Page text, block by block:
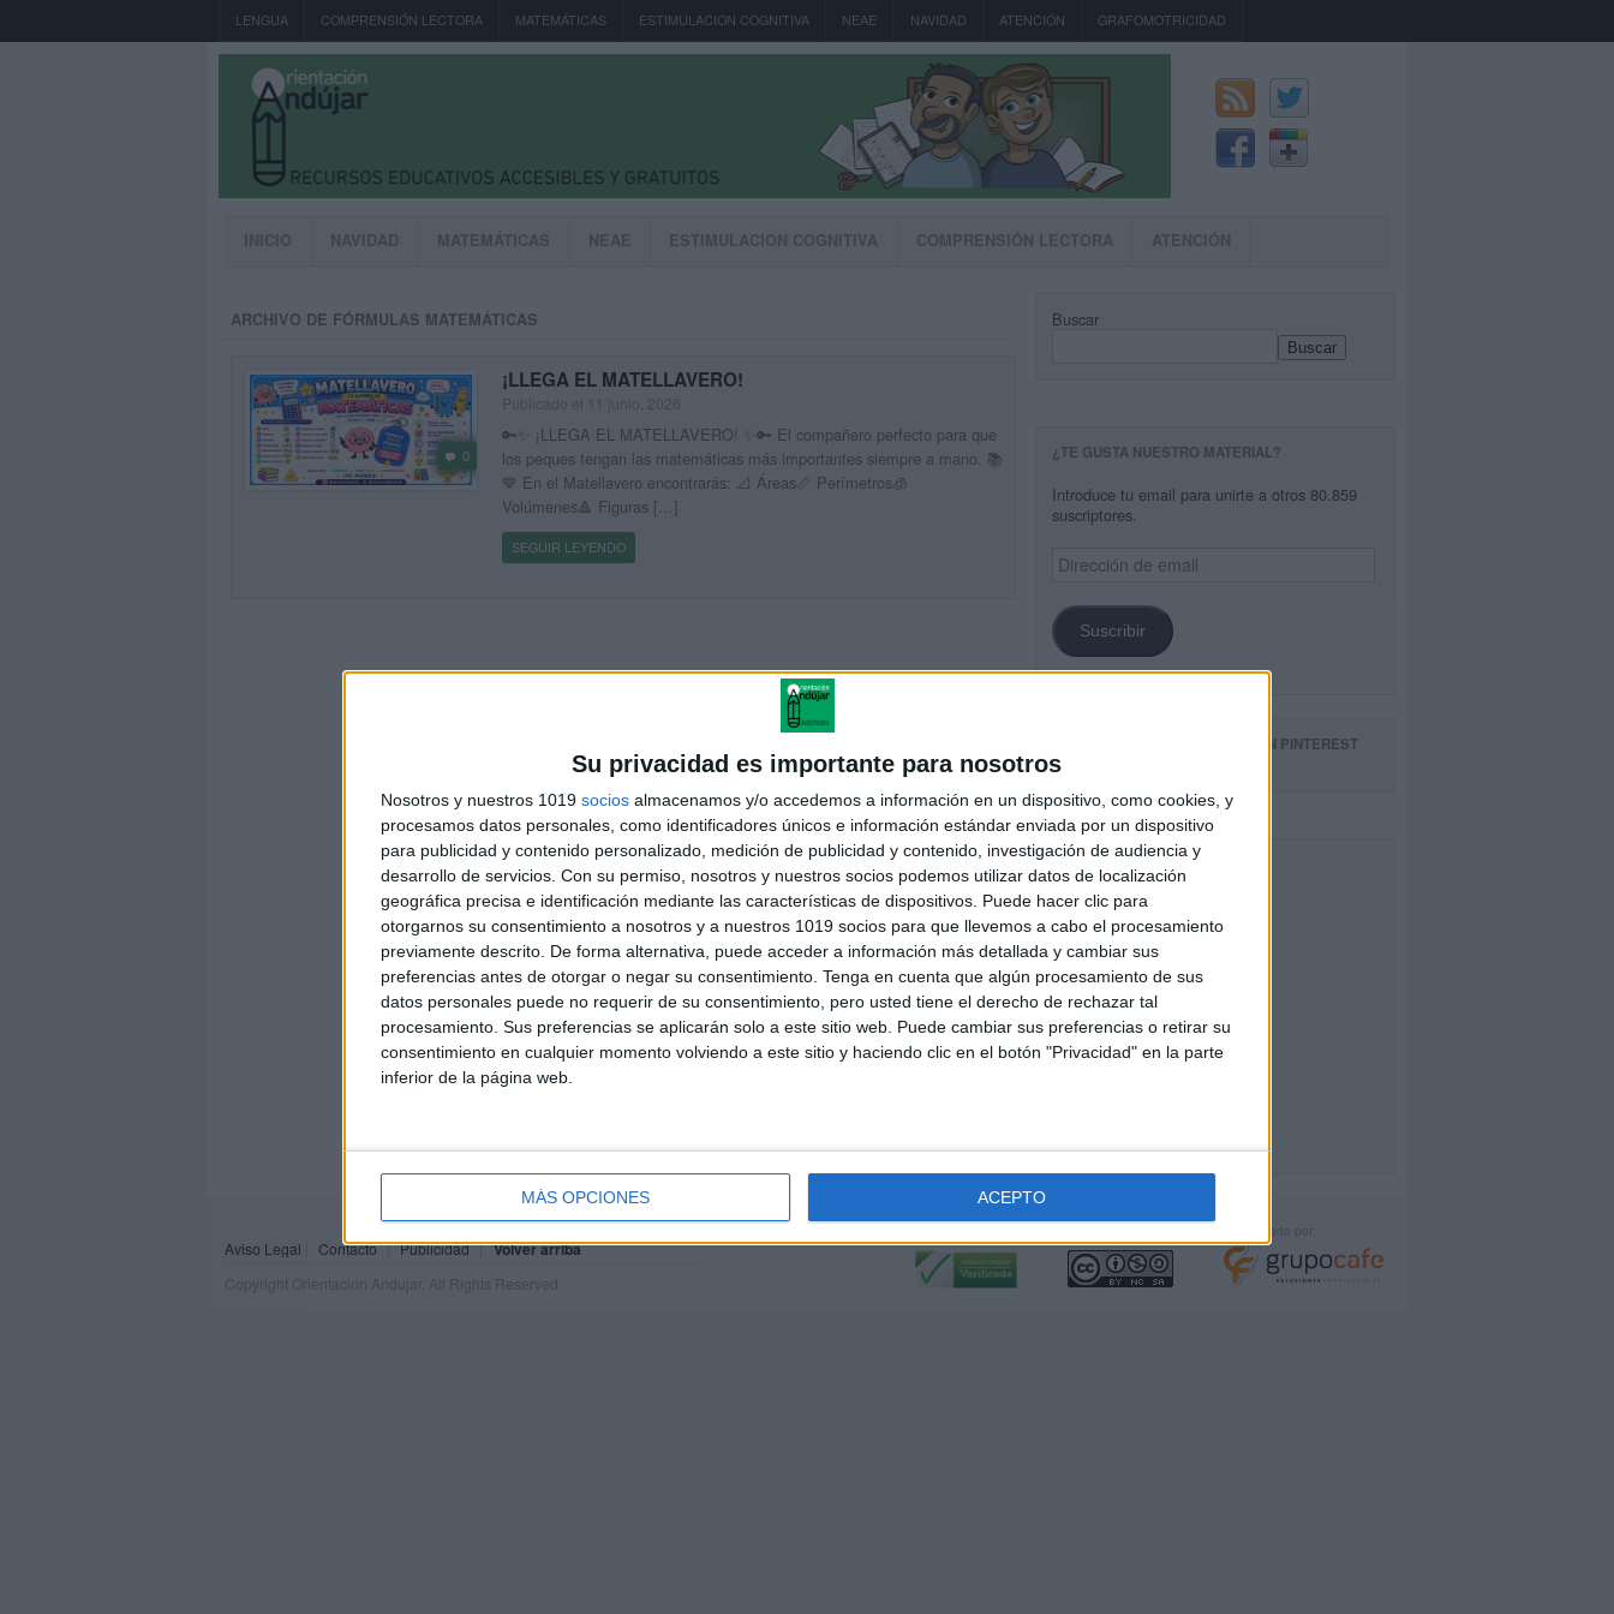
Su privacidad es importante para nosotros
Nosotros y nuestros 1019 socios almacenamos y/o accedemos a información en un dispositivo, como cookies, y
procesamos datos personales, como identificadores únicos e información estándar enviada por un dispositivo
para publicidad y contenido personalizado, medición de publicidad y contenido, investigación de audiencia y
desarrollo de servicios. Con su permiso, nosotros y nuestros socios podemos utilizar datos de localización
geográfica precisa e identificación mediante las características de dispositivos. Puede hacer clic para
otorgarnos su consentimiento a nosotros y a nuestros 1019 socios para que llevemos a cabo el procesamiento
previamente descrito. De forma alternativa, puede acceder a información más detallada y cambiar sus
preferencias antes de otorgar o negar su consentimiento. Tenga en cuenta que algún procesamiento de sus
datos personales puede no requerir de su consentimiento, pero usted tiene el derecho de rechazar tal
procesamiento. Sus preferencias se aplicarán solo a este sitio web. Puede cambiar sus preferencias o retirar su
consentimiento en cualquier momento volviendo a este sitio y haciendo clic en el botón "Privacidad" en la parte
inferior de la página web.
MÁS OPCIONES ACEPTO
LENGUA COMPRENSIÓN LECTORA MATEMÁTICAS ESTIMULACION COGNITIVA NEAE NAVIDAD ATENCIÓN GRAFOMOTRICIDAD
INICIO NAVIDAD MATEMÁTICAS NEAE ESTIMULACION COGNITIVA COMPRENSIÓN LECTORA ATENCIÓN
ARCHIVO DE FÓRMULAS MATEMÁTICAS
0
¡LLEGA EL MATELLAVERO!
🔑✨ ¡LLEGA EL MATELLAVERO! ✨🔑 El compañero perfecto para que
los peques tengan las matemáticas más importantes siempre a mano. 📚
💙 En el Matellavero encontrarás: 📐 Áreas📏 Perímetros🧊
Volúmenes🔺 Figuras […]
SEGUIR LEYENDO
Buscar
Buscar
¿TE GUSTA NUESTRO MATERIAL?
Introduce tu email para unirte a otros 80.859
suscriptores.
Dirección
de
Suscribir
SIGUE NUESTROS TABLEROS EN PINTEREST
Aviso Legal Contacto Publicidad Volver arriba
Copyright Orientacion Andujar. All Rights Reserved